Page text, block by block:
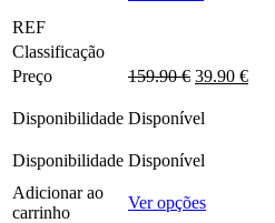
REF
Classificação
Preço
159.90€ O
original
159.90 €.
39.90 €O
Disponibilidade Disponível
Disponibilidade Disponível
Adicionar ao
carrinho
Ver opçõesThis